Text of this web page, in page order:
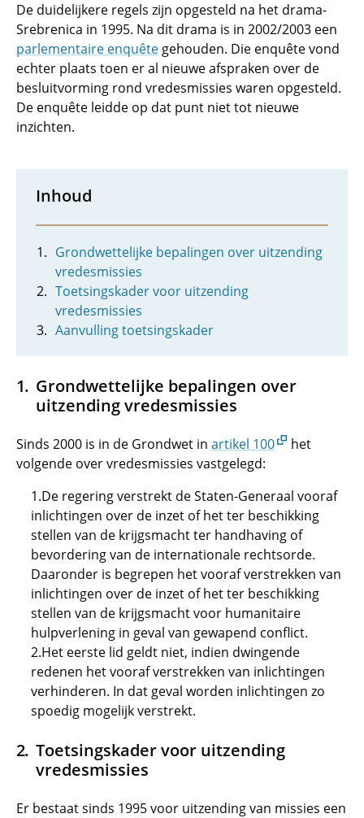
De duidelijkere regels zijn opgesteld na het drama-
Srebrenica in 1995. Na dit drama is in 2002/2003 een
parlementaire enquête gehouden. Die enquête vond
echter plaats toen er al nieuwe afspraken over de
besluitvorming rond vredesmissies waren opgesteld.
De enquête leidde op dat punt niet tot nieuwe
inzichten.
Inhoud
Grondwettelijke bepalingen over uitzending
vredesmissies
Toetsingskader voor uitzending
vredesmissies
Aanvulling toetsingskader
Grondwettelijke bepalingen over
uitzending vredesmissies
Sinds 2000 is in de Grondwet in artikel 100
het
volgende over vredesmissies vastgelegd:
1.De regering verstrekt de Staten-Generaal vooraf
inlichtingen over de inzet of het ter beschikking
stellen van de krijgsmacht ter handhaving of
bevordering van de internationale rechtsorde.
Daaronder is begrepen het vooraf verstrekken van
inlichtingen over de inzet of het ter beschikking
stellen van de krijgsmacht voor humanitaire
hulpverlening in geval van gewapend conflict.
2.Het eerste lid geldt niet, indien dwingende
redenen het vooraf verstrekken van inlichtingen
verhinderen. In dat geval worden inlichtingen zo
spoedig mogelijk verstrekt.
Toetsingskader voor uitzending
vredesmissies
Er bestaat sinds 1995 voor uitzending van missies een